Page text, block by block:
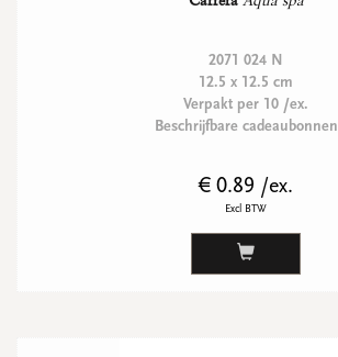
2071 024 N
12.5 x 12.5 cm
Verpakt per 10 /ex.
Beschrijfbare cadeaubonnen
€ 0.89 /ex.
Excl BTW